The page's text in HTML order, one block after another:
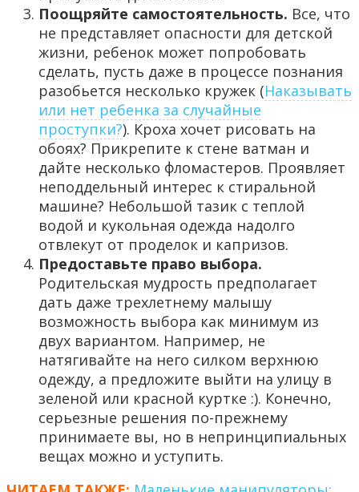
Поощряйте самостоятельность. Все, что
не представляет опасности для детской
жизни, ребенок может попробовать
сделать, пусть даже в процессе познания
разобьется несколько кружек (Наказывать
или нет ребенка за случайные
проступки?). Кроха хочет рисовать на
обоях? Прикрепите к стене ватман и
дайте несколько фломастеров. Проявляет
неподдельный интерес к стиральной
машине? Небольшой тазик с теплой
водой и кукольная одежда надолго
отвлекут от проделок и капризов.
Предоставьте право выбора.
Родительская мудрость предполагает
дать даже трехлетнему малышу
возможность выбора как минимум из
двух вариантом. Например, не
натягивайте на него силком верхнюю
одежду, а предложите выйти на улицу в
зеленой или красной куртке :). Конечно,
серьезные решения по-прежнему
принимаете вы, но в непринципиальных
вещах можно и уступить.